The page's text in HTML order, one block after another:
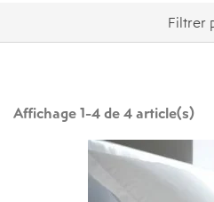
Filtrer
Affichage 1-4 de 4 article(s)